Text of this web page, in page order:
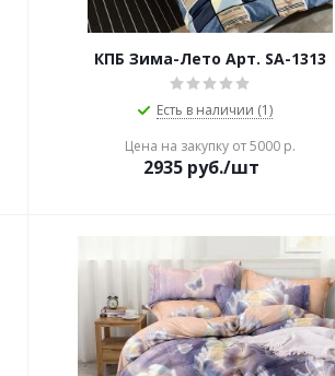
КПБ Зима-Лето Арт. SA-1313
Есть в наличии (1)
Цена на закупку от 5000 р.
2935 руб./шт